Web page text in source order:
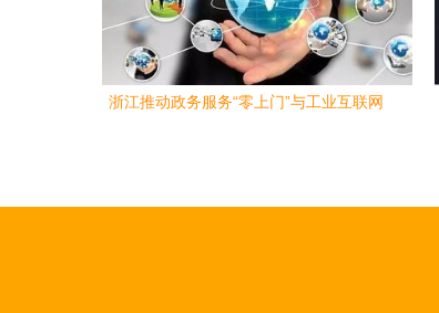
浙江推动政务服务“零上门”与工业互联网